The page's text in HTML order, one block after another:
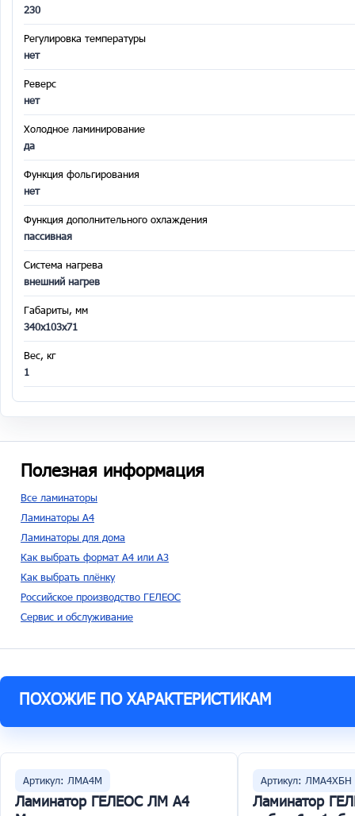
230
Регулировка температуры
нет
Реверс
нет
Холодное ламинирование
да
Функция фольгирования
нет
Функция дополнительного охлаждения
пассивная
Cистема нагрева
внешний нагрев
Габариты, мм
340х103х71
Вес, кг
1
Полезная информация
Все ламинаторы
Ламинаторы A4
Ламинаторы для дома
Как выбрать формат A4 или A3
Как выбрать плёнку
Российское производство ГЕЛЕОС
Сервис и обслуживание
ПОХОЖИЕ ПО ХАРАКТЕРИСТИКАМ
Артикул: ЛМА4М
Ламинатор ГЕЛЕОС ЛМ A4
Артикул: ЛМА4ХБН
Ламинатор